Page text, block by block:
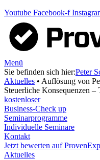
Youtube Facebook-f
Menü
Sie befinden sich hier:Peter
Aktuelles • Auflösung von
Steuerliche Konsequenzen –
kostenloser
Business-Check up
Seminarprogramme
Individuelle Seminare
Kontakt
Jetzt bewerten auf
Aktuelles